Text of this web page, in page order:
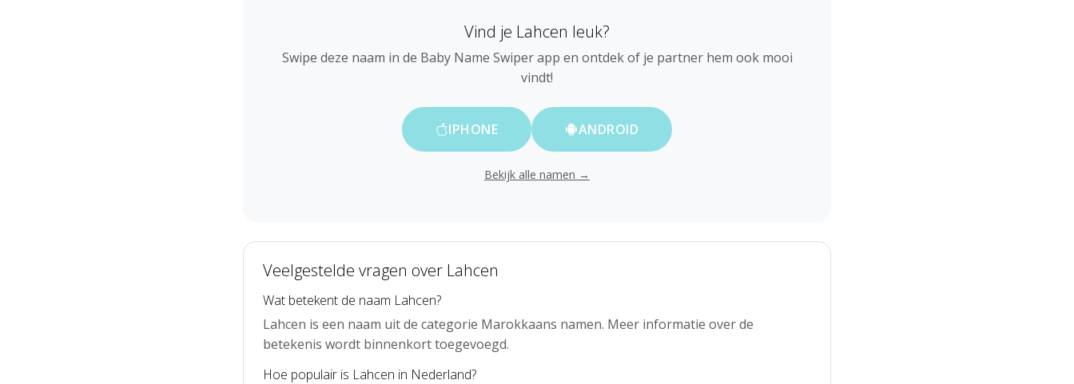
Vind je Lahcen leuk?
Swipe deze naam in de Baby Name Swiper app en ontdek of je partner hem ook mooi
vindt!
IPHONE ANDROID
Bekijk alle namen →
Veelgestelde vragen over Lahcen
Wat betekent de naam Lahcen?
Lahcen is een naam uit de categorie Marokkaans namen. Meer informatie over de
betekenis wordt binnenkort toegevoegd.
Hoe populair is Lahcen in Nederland?